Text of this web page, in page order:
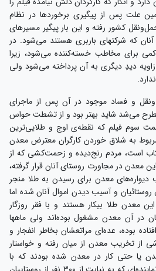
علت پس از پیگیری برخوردها در نظام
کشور رفته و این بار پیگیر مسیرهای
که شرکتهای باربری هستند می‌شود. در
کمی برای مخاطب خسته‌کننده می‌شود، زیرا
دیدِ دیگری به آن پرداخته می‌شود ولی
و فساد موجود در آن پس از ماجرای
مطرح می‌شد شاید بهتر بود و از تشطت حواس
سوم فیلم که نقطه‌ی اوج و طلایی‌ترین
به شلاق خوردن کارگران معترض معدن
است، مردم رنج‌دیده و زحمت‌کشی که از
معدن در مجاورت روستای آنان قرار گرفته،
معدن برای رسیدن به طلا منجر
و آسیب دیدن اموال آنان شده اما
معدن طلا بیکار هستند و با فقر روزگار
در آن معدن مشغول بوده‌اند ولی ماهها
بوده، عده‌ای مراتعشان بخاطر انفجار و
تخریب معدن از میان رفته و خواستار
یا حتی کار در معدن شده بودند که با